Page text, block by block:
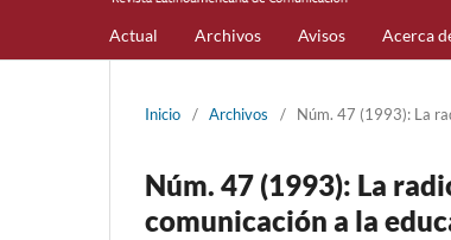
Actual Archivos Avisos Acerca
Inicio / Archivos / Núm. 47 (1993): La
Núm. 47 (1993): La
comunicación a la